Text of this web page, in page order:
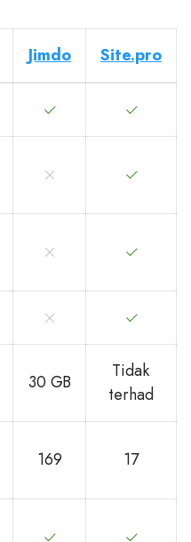
Jimdo Site.pro
30 GB
Tidak
terhad
169 17